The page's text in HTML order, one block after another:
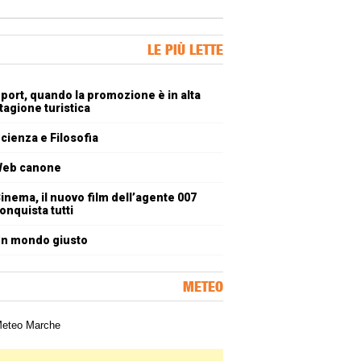
LE PIÙ LETTE
quando la promozione è in alta
turistica
e Filosofia
canone
il nuovo film dell’agente 007
tutti
mondo giusto
METEO
meteorologica delle Marche